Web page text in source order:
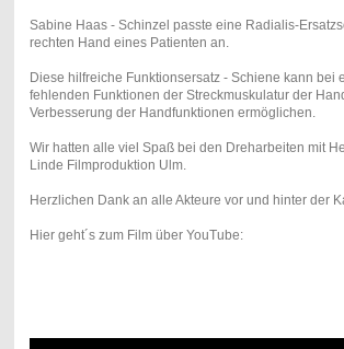
Sabine Haas - Schinzel passte eine Radialis-
rechten Hand eines Patienten an.
Diese hilfreiche Funktionsersatz - Schiene kann bei
fehlenden Funktionen der Streckmuskulatur der
Verbesserung der Handfunktionen ermöglichen.
Wir hatten alle viel Spaß bei den Dreharbeiten mit
Linde Filmproduktion Ulm.
Herzlichen Dank an alle Akteure vor und hinter der
Hier geht´s zum Film über YouTube: